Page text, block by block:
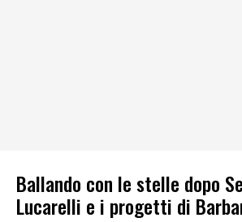
Ballando con le stelle dopo
Lucarelli e i progetti di